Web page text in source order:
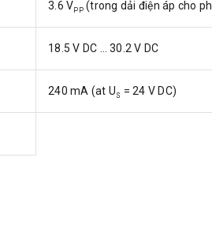
3.6 VPP(trong dải điện áp cho
18.5 V DC … 30.2 V DC
240 mA (at U S = 24 V DC)